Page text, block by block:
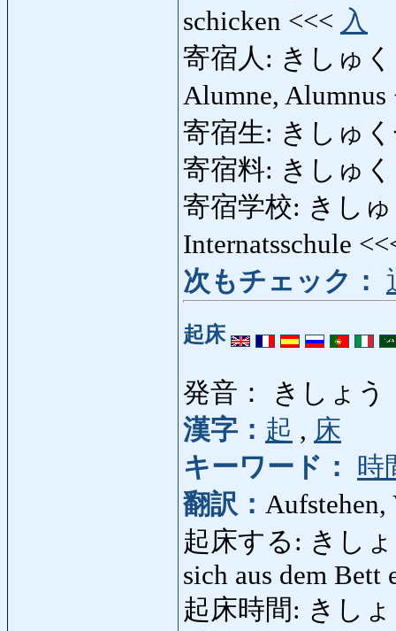
schicken <<< 入
寄宿人: きしゅく
Alumne,
寄宿生: きしゅ
寄宿料: きしゅく
寄宿学校: きし
Internatsschule
次もチェック：
起床
発音： きしょう
漢字： 起 , 床
キーワード：
時
翻訳： Aufstehen,
起床する: きしょ
sich aus dem Bett
起床時間: きしょ